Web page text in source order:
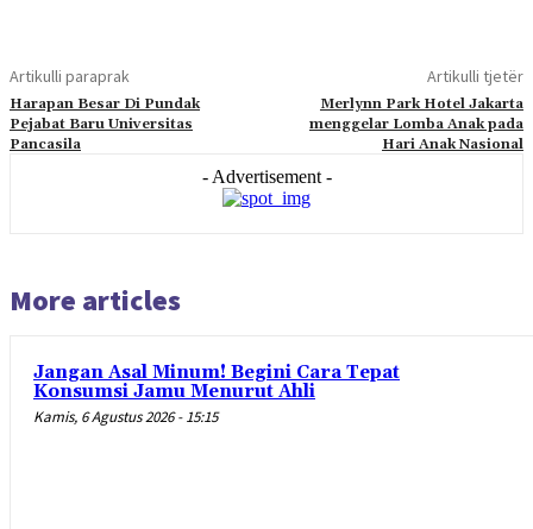
Artikulli paraprak
Harapan Besar Di Pundak
Pejabat Baru Universitas
Pancasila
Artikulli tjetër
Merlynn Park Hotel Jakarta
menggelar Lomba Anak pada
Hari Anak Nasional
- Advertisement -
More articles
Jangan Asal Minum! Begini Cara Tepat
Konsumsi Jamu Menurut Ahli
Kamis, 6 Agustus 2026 - 15:15